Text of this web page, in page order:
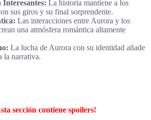
La historia mantiene a los
sus giros y su final sorprendente.
Las interacciones entre Aurora y los
una atmósfera romántica altamente
La lucha de Aurora con su identidad añade
la narrativa.
sección contiene spoilers!